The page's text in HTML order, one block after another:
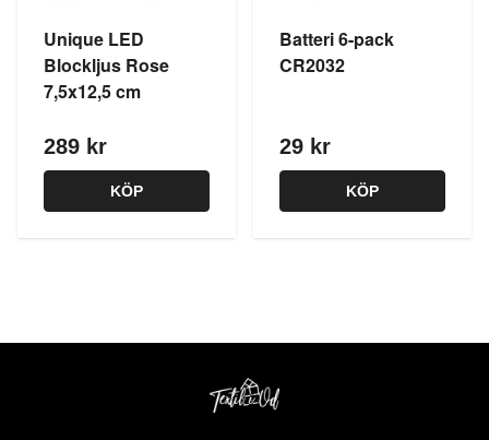
Unique LED
Blockljus Rose
7,5x12,5 cm
289 kr
KÖP
Batteri 6-pack
CR2032
29 kr
KÖP